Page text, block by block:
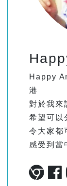
Happy
港
對於我來
希望可以
令大家都
感受到當